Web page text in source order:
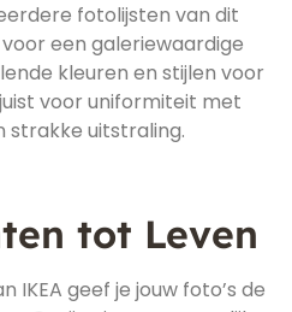
fotolijsten van dit
een galeriewaardige
kleuren en stijlen voor
voor uniformiteit met
strakke uitstraling.
tot Leven
IKEA geef je jouw foto’s de